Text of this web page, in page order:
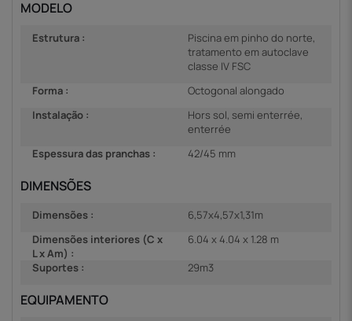
MODELO
Estrutura :
Piscina em pinho do norte,
tratamento em autoclave
classe IV FSC
Forma :
Octogonal alongado
Instalação :
Hors sol, semi enterrée,
enterrée
Espessura das pranchas :
42/45 mm
DIMENSÕES
Dimensões :
6,57x4,57x1,31m
Dimensões interiores (C x
L x Am) :
6.04 x 4.04 x 1.28 m
Suportes :
29m3
EQUIPAMENTO